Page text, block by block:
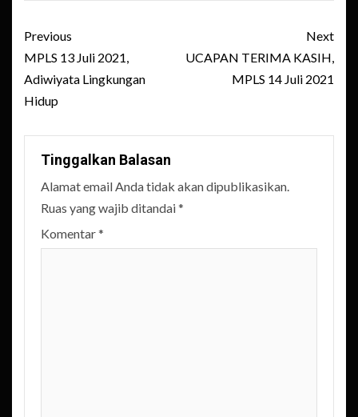
Post
navigation
Previous
MPLS 13 Juli 2021,
Adiwiyata Lingkungan
Hidup
Next
UCAPAN TERIMA KASIH,
MPLS 14 Juli 2021
Tinggalkan Balasan
Alamat email Anda tidak akan dipublikasikan.
Ruas yang wajib ditandai*
Komentar*